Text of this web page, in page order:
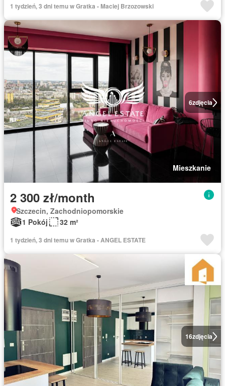
1 tydzień, 3 dni temu w Gratka - Maciej Brzozowski
6zdjęcia
Mieszkanie
2 300 zł/month
Szczecin, Zachodniopomorskie
1 Pokój
32 m²
1 tydzień, 3 dni temu w Gratka - ANGEL ESTATE
16zdjęcia